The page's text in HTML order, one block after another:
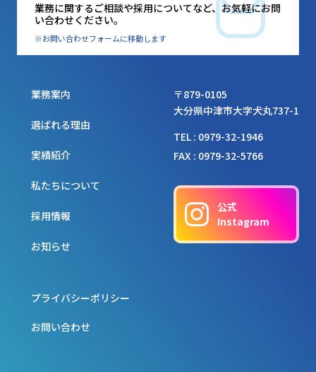
業務に関するご相談や採用についてなど、 お気軽にお問
い合わせください。
お問い合わせフォームに移動します 株式会社 日伸
業務案内
選ばれる理由
実績紹介
私たちについて
採用情報
お知らせ
プライバシーポリシー
お問い合わせ
〒879-0105
大分県中津市大字犬丸737-1
TEL 0979-32-1946
FAX 0979-32-5766
公式
Instagram